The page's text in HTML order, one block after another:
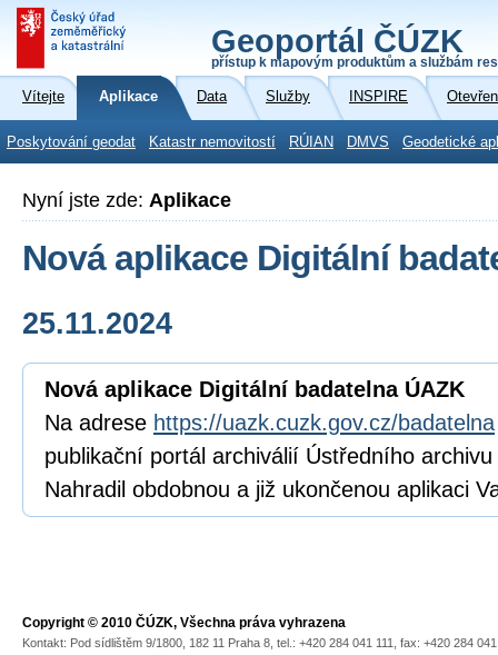
Geoportál ČÚZK
přístup k mapovým produktům a službám
Vítejte Aplikace Data Služby INSPIRE
Poskytování geodat Katastr nemovitostí RÚIAN DMVS Geodetické
Nyní jste zde: Aplikace
Nová aplikace Digitální
25.11.2024
Nová aplikace Digitální badatelna ÚAZK
Na adrese https://uazk.cuzk.gov.cz/badatelna
publikační portál archiválií Ústředního
Nahradil obdobnou a již ukončenou aplikaci
Copyright © 2010 ČÚZK, Všechna práva vyhrazena
Kontakt: Pod sídlištěm 9/1800, 182 11 Praha 8, tel.: +420 284 041 111, fax: +420 284